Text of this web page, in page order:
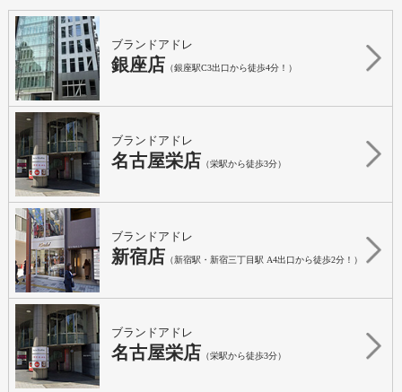
ブランドアドレ
銀座店 （銀座駅C3出口から徒歩4分！）
ブランドアドレ
名古屋栄店 （栄駅から徒歩3分）
ブランドアドレ
新宿店 （新宿駅・新宿三丁目駅 A4出口から徒歩2分！）
ブランドアドレ
名古屋栄店 （栄駅から徒歩3分）